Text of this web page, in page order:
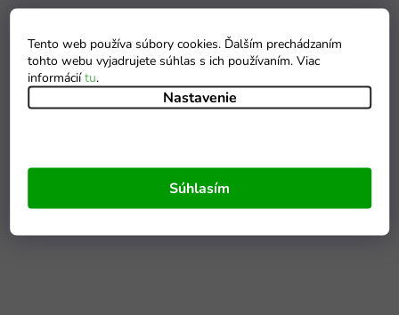
Tento web používa súbory cookies. Ďalším prechádzaním
tohto webu vyjadrujete súhlas s ich používaním. Viac
informáciítu.
Nastavenie
Súhlasím